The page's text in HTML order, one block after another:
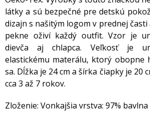
látky a sú bezpečné pre detskú
dizajn s našitým logom v prednej
pekne oživí každý outfit. Vzor je
dievča aj chlapca. Veľkosť je
elastickému materálu, ktorý obopne
sa. Dĺžka je 24 cm a šírka čiapky je 20
cca 3 až 7 rokov.
Zloženie: Vonkajšia vrstva: 97%